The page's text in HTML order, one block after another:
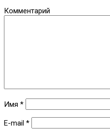
Комментарий
Имя *
E-mail *